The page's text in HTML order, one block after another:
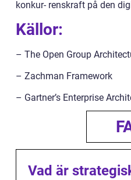
konkur- renskraft på den
Källor:
– The Open Group
– Zachman Framework
– Gartner’s Enterprise
Vad är